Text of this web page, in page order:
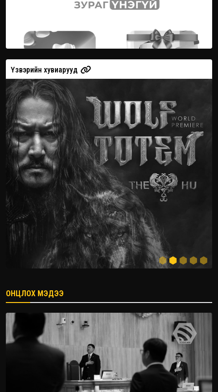
Үзвэрийн хувиарууд
2026.08.08
ОНЦЛОХ МЭДЭЭ